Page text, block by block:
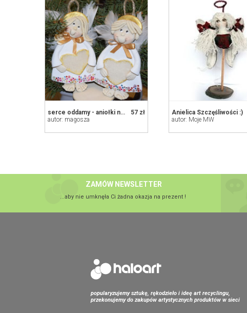
57 zł
serce oddamy - aniołki na prezent, na szczęcie, z masy solnej, rękodzieło
autor: magosza
Anielica Szczęśliwości :)
autor: Moje MW
ZAMÓW NEWSLETTER
...aby nie umknęła Ci żadna okazja na prezent !
popularyzujemy sztukę, rękodzieło i ideę art recyclingu,
przekonujemy do zakupów artystycznych produktów w sieci